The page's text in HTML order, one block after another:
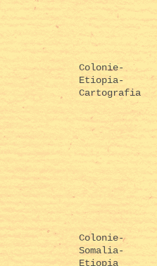
Colonie-
Etiopia-
Cartografia
Colonie-
Somalia-
Etiopia